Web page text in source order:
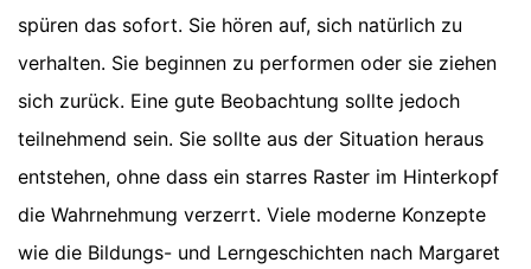
spüren das sofort. Sie hören auf, sich natürlich zu
verhalten. Sie beginnen zu performen oder sie ziehen
sich zurück. Eine gute Beobachtung sollte jedoch
teilnehmend sein. Sie sollte aus der Situation heraus
entstehen, ohne dass ein starres Raster im Hinterkopf
die Wahrnehmung verzerrt. Viele moderne Konzepte
wie die Bildungs- und Lerngeschichten nach Margaret